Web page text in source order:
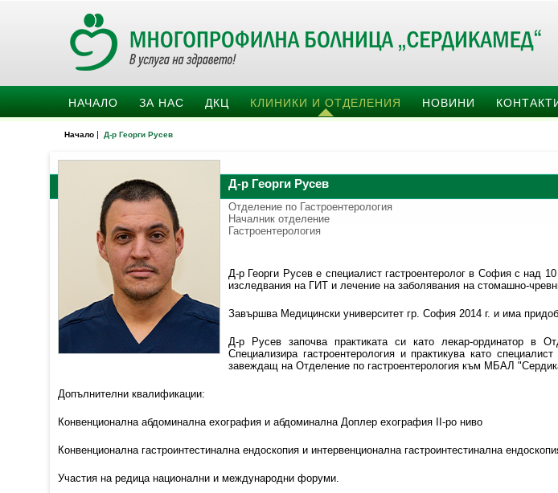
НАЧАЛО ЗА НАС ДКЦ КЛИНИКИ И ОТДЕЛЕНИЯ НОВИНИ
Начало | Д-р Георги Русев
Д-р Георги Русев
Отделение по Гастроентерология
Началник отделение
Гастроентерология
Д-р Георги Русев е специалист гастроентеролог в София с над
изследвания на ГИТ и лечение на заболявания на стомашно-
Завършва Медицински университет гр. София 2014 г. и има
Д-р Русев започва практиката си като лекар-ординатор в
Специализира гастроентерология и практикува като
завеждащ на Отделение по гастроентерология към МБАЛ
Допълнителни квалификации:
Конвенционална абдоминална ехография и абдоминална Доплер ехография II-ро ниво
Конвенционална гастроинтестинална ендоскопия и интервенционална гастроинтестинална
Участия на редица национални и международни форуми.